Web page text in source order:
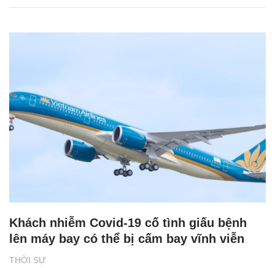
THỜI SỰ
Khách nhiễm Covid-19 cố tình giấu bệnh
lên máy bay có thể bị cấm bay vĩnh viễn